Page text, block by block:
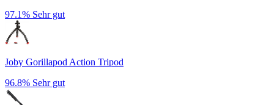
97.1% Sehr gut
Joby Gorillapod Action Tripod
96.8% Sehr gut